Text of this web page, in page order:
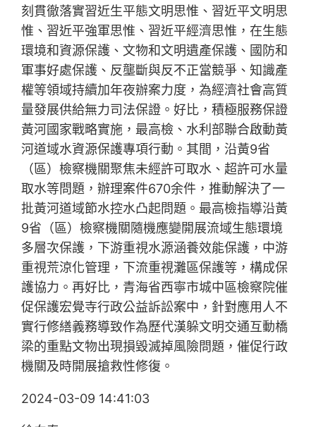
刻貫徹落實習近生平態文明思惟、習近平文明思
惟、習近平強軍思惟、習近平經濟思惟，在生態
環境和資源保護、文物和文明遺產保護、國防和
軍事好處保護、反壟斷與反不正當競爭、知識產
權等領域持續加年夜辦案力度，為經濟社會高質
量發展供給無力司法保證。好比，積極服務保證
黃河國家戰略實施，最高檢、水利部聯合啟動黃
河道域水資源保護專項行動。其間，沿黃9省
（區）檢察機關聚焦未經許可取水、超許可水量
取水等問題，辦理案件670余件，推動解決了一
批黃河道域節水控水凸起問題。最高檢指導沿黃
9省（區）檢察機關隨機應變開展流域生態環境
多層次保護，下游重視水源涵養效能保護，中游
重視荒涼化管理，下流重視灘區保護等，構成保
護協力。再好比，青海省西寧市城中區檢察院催
促保護宏覺寺行政公益訴訟案中，針對應用人不
實行修繕義務導致作為歷代漢躲文明交通互動橋
梁的重點文物出現損毀滅掉風險問題，催促行政
機關及時開展搶救性修復。
2024-03-09 14:41:03